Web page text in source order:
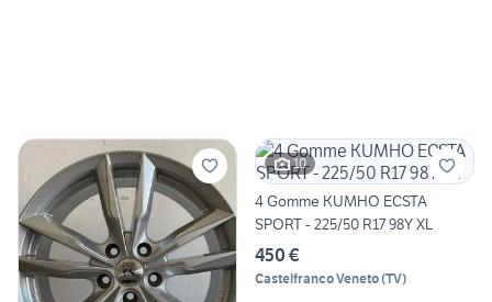
10
4 Gomme KUMHO ECSTA
SPORT - 225/50 R17 98Y XL
450 €
Castelfranco Veneto(TV)